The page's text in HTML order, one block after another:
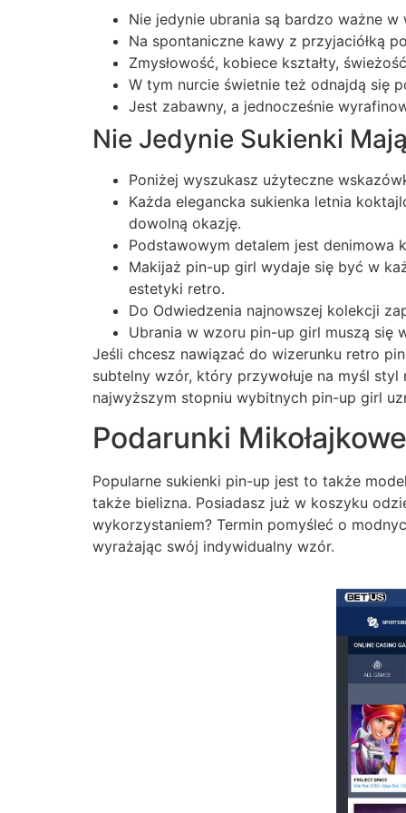
Nie jedynie ubrania są bardzo ważne
Na spontaniczne kawy z przyjaciółką
Zmysłowość, kobiece kształty,
W tym nurcie świetnie też odnajdą się
Jest zabawny, a jednocześnie
Nie Jedynie Sukienki
Poniżej wyszukasz użyteczne
Każda elegancka sukienka letnia
dowolną okazję.
Podstawowym detalem jest denimowa
Makijaż pin-up girl wydaje się być w
estetyki retro.
Do Odwiedzenia najnowszej kolekcji
Ubrania w wzoru pin-up girl muszą się
Jeśli chcesz nawiązać do wizerunku retro
subtelny wzór, który przywołuje na myśl
najwyższym stopniu wybitnych pin-up girl
Podarunki
Popularne sukienki pin-up jest to także
także bielizna. Posiadasz już w koszyku
wykorzystaniem? Termin pomyśleć o
wyrażając swój indywidualny wzór.